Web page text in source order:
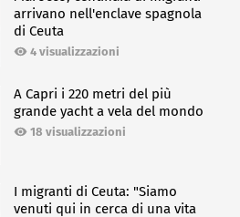
arrivano nell'enclave spagnola
di Ceuta
4 visualizzazioni
A Capri i 220 metri del più
grande yacht a vela del mondo
18 visualizzazioni
I migranti di Ceuta: "Siamo
venuti qui in cerca di una vita